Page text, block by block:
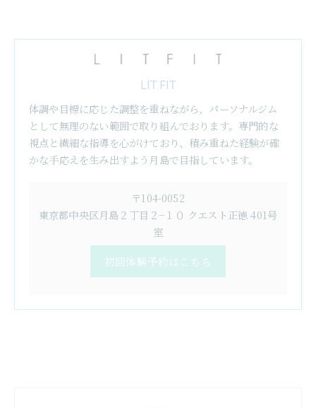
LIT FIT
体調や目標に応じた調整を重ねながら、パーソナルジム
として無理のない範囲で取り組んでおります。専門的な
視点と繊細な指導を心がけており、積み重ねた経験が確
かな手応えを生み出すよう月島で目指しています。
〒104-0052
東京都中央区月島２丁目２−１０ クエスト正徳 401号
室
初回体験予約はこちら